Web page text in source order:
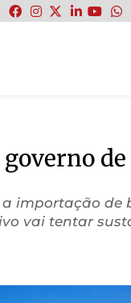
importação
vai tentar